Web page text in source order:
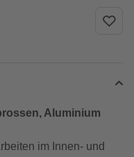
Aluminium
im Innen- und